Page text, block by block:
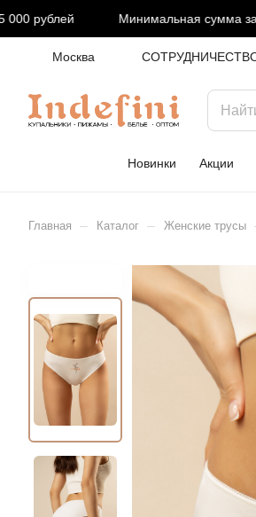
рублей Минимальная сумма
Москва
Новинки Акции
Главная – Каталог – Женские трусы